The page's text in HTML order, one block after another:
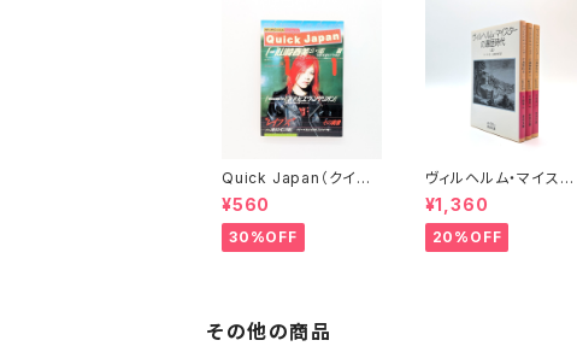
Quick Japan（クイッ
ク・ジャパン）Vol.11
¥560
30%OFF
ヴィルヘルム・マイスタ
ーの遍歴時代 (上)(中)
(下)（岩波文庫）
¥1,360
20%OFF
その他の商品